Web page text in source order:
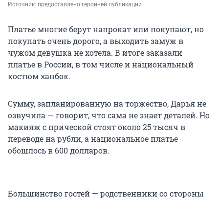
Источник: предоставлено героиней публикации
Платье многие берут напрокат или покупают, но
покупать очень дорого, а выходить замуж в
чужом девушка не хотела. В итоге заказали
платье в России, в том числе и национальный
костюм ханбок.
Сумму, запланированную на торжество, Дарья не
озвучила — говорит, что сама не знает деталей. Но
макияж с прической стоят около 25 тысяч в
переводе на рубли, а национальное платье
обошлось в 600 долларов.
Большинство гостей — родственники со стороны